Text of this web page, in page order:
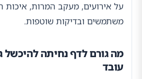
על אירועים, מעקב המרות, איכות
משתמשים ובדיקות שוטפות.
מה גורם לדף נחיתה להיכשל
עובד